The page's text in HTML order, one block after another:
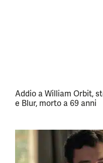
Addio a William Orbit,
e Blur, morto a 69 anni